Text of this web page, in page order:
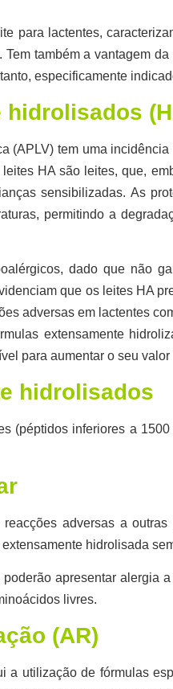
para lactentes,
também a vantagem
especificamente
(APLV) tem uma
HA são leites, que,
sensibilizadas. As
permitindo a
dado que não
que os leites HA
adversas em lactentes
extensamente
para aumentar o seu
hidrolisados
(péptidos inferiores a
adversas a
hidrolisada
apresentar alergia
livres.
(AR)
a utilização de fórmulas